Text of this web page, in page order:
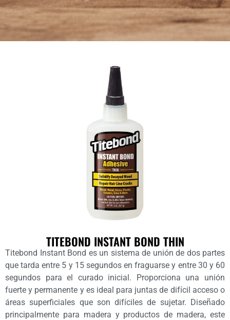
TITEBOND INSTANT BOND THIN
Titebond Instant Bond es un sistema de unión de dos partes
que tarda entre 5 y 15 segundos en fraguarse y entre 30 y 60
segundos para el curado inicial. Proporciona una unión
fuerte y permanente y es ideal para juntas de difícil acceso o
áreas superficiales que son difíciles de sujetar. Diseñado
principalmente para madera y productos de madera, este